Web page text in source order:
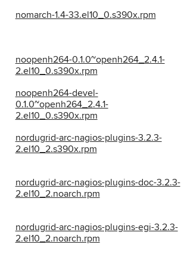
nomarch-1.4-33.el10_0.s390x.rpm
noopenh264-0.1.0~openh264_2.4.1-
2.el10_0.s390x.rpm
noopenh264-devel-
0.1.0~openh264_2.4.1-
2.el10_0.s390x.rpm
nordugrid-arc-nagios-plugins-3.2.3-
2.el10_2.s390x.rpm
nordugrid-arc-nagios-plugins-doc-3.2.3-
2.el10_2.noarch.rpm
nordugrid-arc-nagios-plugins-egi-3.2.3-
2.el10_2.noarch.rpm